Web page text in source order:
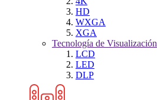
HD
WXGA
XGA
Tecnología de Visualización
LCD
LED
DLP